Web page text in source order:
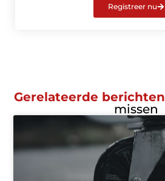
Registreer nu
Gerelateerde berichten
missen